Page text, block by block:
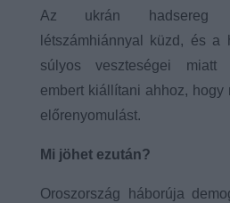
Az ukrán hadsereg
létszámhiánnyal küzd, és a
súlyos veszteségei miatt
embert kiállítani ahhoz, hogy
előrenyomulást.
Mi jöhet ezután?
Oroszország háborúja